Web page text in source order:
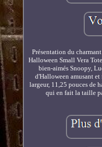
Présentation du
Halloween Small Vera
bien-aimés Snoopy,
d'Halloween amusant et
largeur, 11,25 pouces de
qui en fait la taille